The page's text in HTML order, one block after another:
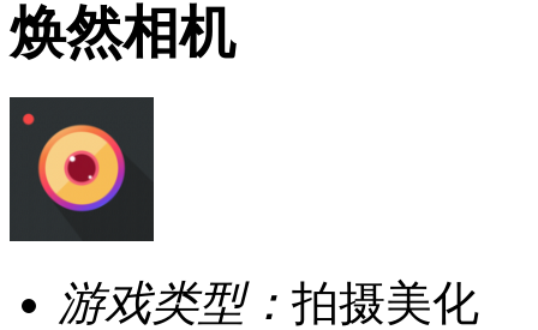
焕然相机
游戏类型： 拍摄美化